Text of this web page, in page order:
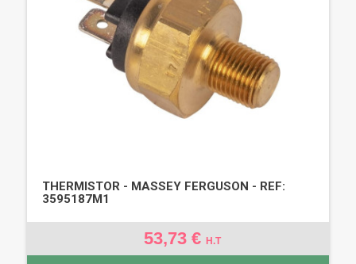
THERMISTOR - MASSEY FERGUSON - REF:
3595187M1
53,73 € H.T